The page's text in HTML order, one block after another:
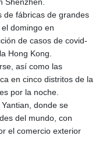
Shenzhen.
de fábricas de grandes
domingo en
de casos de covid-
Hong Kong.
así como las
en cinco distritos de la
por la noche.
donde se
del mundo, con
el comercio exterior